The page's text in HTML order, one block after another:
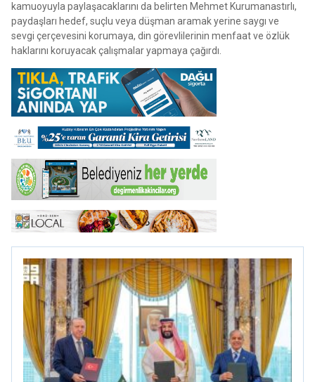
kamuoyuyla paylaşacaklarını da belirten Mehmet Kurumanastırlı,
paydaşları hedef, suçlu veya düşman aramak yerine saygı ve
sevgi çerçevesini korumaya, din görevlilerinin menfaat ve özlük
haklarını koruyacak çalışmalar yapmaya çağırdı.